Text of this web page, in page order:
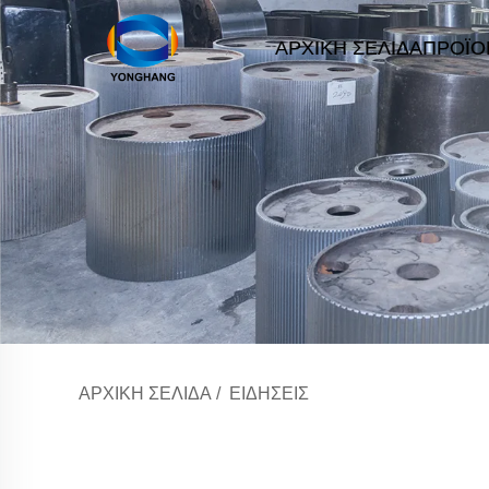
ΑΡΧΙΚΉ ΣΕΛΊΔΑ
ΑΡΧΙΚΉ ΣΕΛΊΔΑ / ΕΙΔΉΣΕΙΣ